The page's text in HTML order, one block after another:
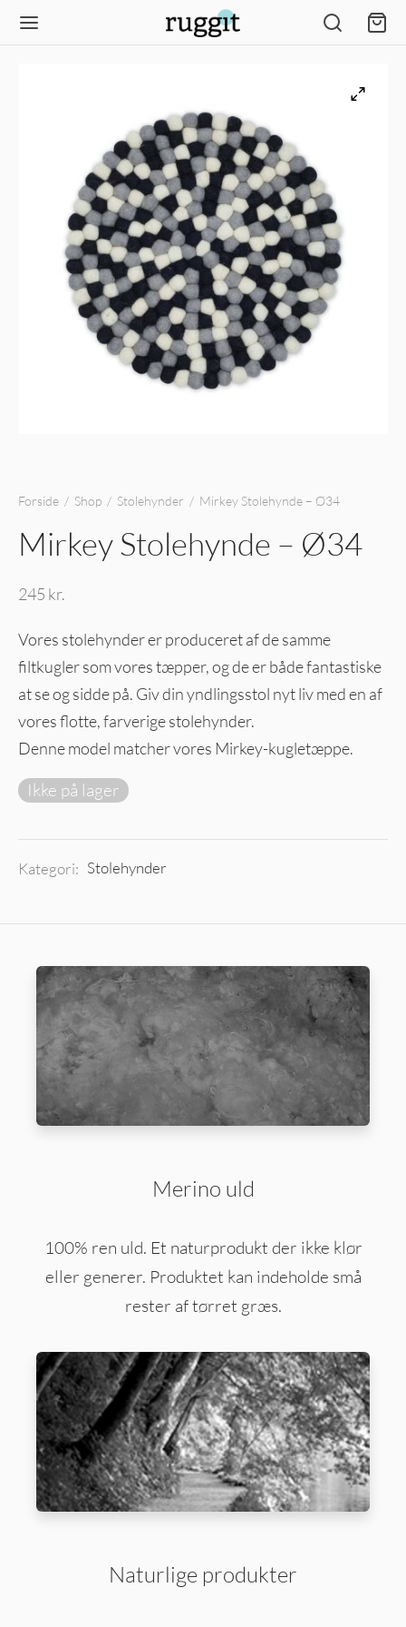
Forside / Shop / Stolehynder / Mirkey Stolehynde – Ø34
Mirkey Stolehynde – Ø34
245 kr.
Vores stolehynder er produceret af de samme
filtkugler som vores tæpper, og de er både fantastiske
at se og sidde på. Giv din yndlingsstol nyt liv med en af
vores flotte, farverige stolehynder.
Denne model matcher vores Mirkey-kugletæppe.
Ikke på lager
Kategori: Stolehynder
Merino uld
100% ren uld. Et naturprodukt der ikke klør
eller generer. Produktet kan indeholde små
rester af tørret græs.
Naturlige produkter